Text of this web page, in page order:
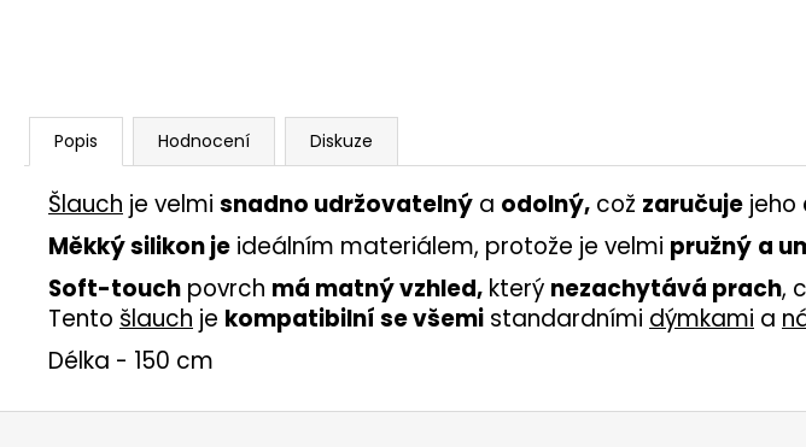
Popis Hodnocení Diskuze
Šlauch je velmi snadno udržovatelný a odolný, což zaručuje jeho
Měkký silikon je ideálním materiálem, protože je velmi pružný a
Soft-touch povrch má matný vzhled, který nezachytává prach,
Tento šlauch je kompatibilní se všemi standardními dýmkami a
Délka - 150 cm
Z